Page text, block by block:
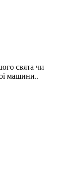
свята чи
машини..